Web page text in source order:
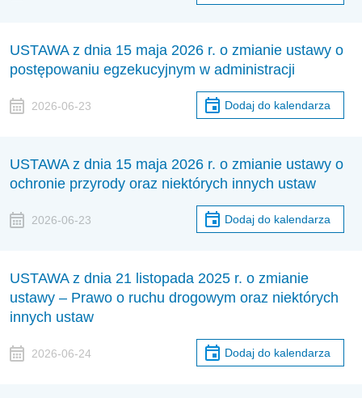
USTAWA z dnia 15 maja 2026 r. o zmianie ustawy o
postępowaniu egzekucyjnym w administracji
2026-06-23 Dodaj do kalendarza
USTAWA z dnia 15 maja 2026 r. o zmianie ustawy o
ochronie przyrody oraz niektórych innych ustaw
2026-06-23 Dodaj do kalendarza
USTAWA z dnia 21 listopada 2025 r. o zmianie
ustawy – Prawo o ruchu drogowym oraz niektórych
innych ustaw
2026-06-24 Dodaj do kalendarza